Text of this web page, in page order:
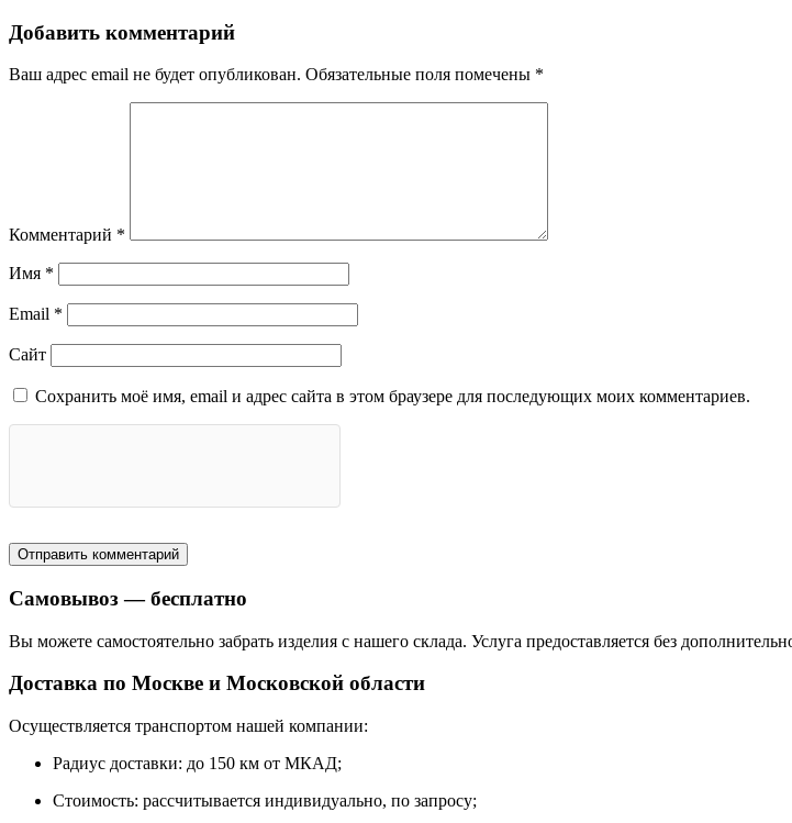
Добавить комментарий
Ваш адрес email не будет опубликован. Обязательные поля помечены *
Комментарий *
Имя *
Email *
Сайт
Сохранить моё имя, email и адрес сайта в этом браузере для последующих моих комментариев.
Самовывоз — бесплатно
Вы можете самостоятельно забрать изделия с нашего склада. Услуга предоставляется без
Доставка по Москве и Московской области
Осуществляется транспортом нашей компании:
Радиус доставки: до 150 км от МКАД;
Стоимость: рассчитывается индивидуально, по запросу;